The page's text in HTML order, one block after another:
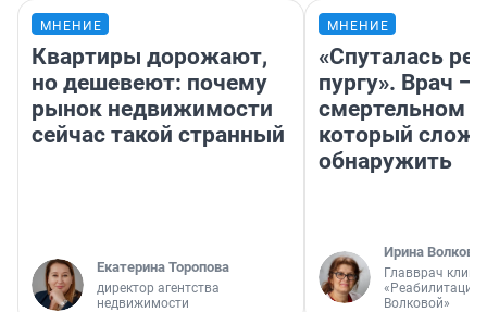
МНЕНИЕ
Квартиры дорожают,
но дешевеют: почему
рынок недвижимости
сейчас такой странный
Екатерина Торопова
директор агентства
недвижимости
МНЕНИЕ
«Спуталась
пургу». Врач —
смертельном
который
обнаружить
Ирина Волкова
Главврач
«Реабилитация
Волковой»